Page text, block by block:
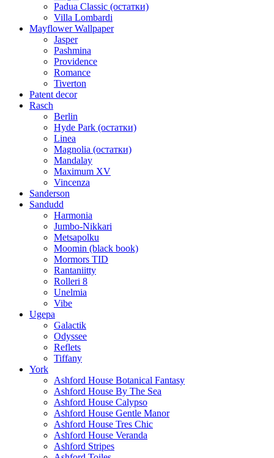
Padua Classic (остатки)
Villa Lombardi
Mayflower Wallpaper
Jasper
Pashmina
Providence
Romance
Tiverton
Patent decor
Rasch
Berlin
Hyde Park (остатки)
Linea
Magnolia (остатки)
Mandalay
Maximum XV
Vincenza
Sanderson
Sandudd
Harmonia
Jumbo-Nikkari
Metsapolku
Moomin (black book)
Mormors TID
Rantaniitty
Rolleri 8
Unelmia
Vibe
Ugepa
Galactik
Odyssee
Reflets
Tiffany
York
Ashford House Botanical Fantasy
Ashford House By The Sea
Ashford House Calypso
Ashford House Gentle Manor
Ashford House Tres Chic
Ashford House Veranda
Ashford Stripes